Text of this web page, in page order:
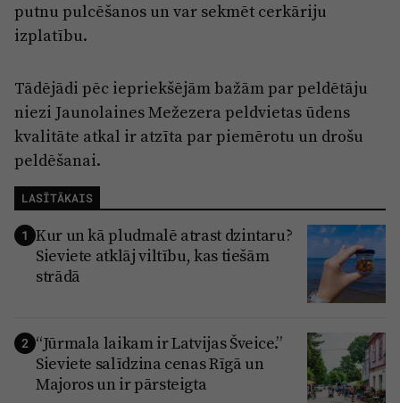
putnu pulcēšanos un var sekmēt cerkāriju
izplatību.
Tādējādi pēc iepriekšējām bažām par peldētāju
niezi Jaunolaines Mežezera peldvietas ūdens
kvalitāte atkal ir atzīta par piemērotu un drošu
peldēšanai.
LASĪTĀKAIS
1 Kur un kā pludmalē atrast dzintaru?
Sieviete atklāj viltību, kas tiešām
strādā
2 “Jūrmala laikam ir Latvijas Šveice.”
Sieviete salīdzina cenas Rīgā un
Majoros un ir pārsteigta